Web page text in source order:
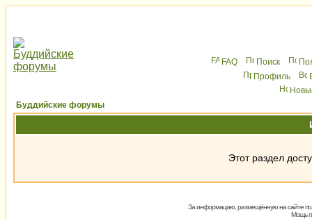
FAQ Поиск
Профиль
Буддийские форумы
Этот раздел
За информацию, размещённую на сайте
Мощь